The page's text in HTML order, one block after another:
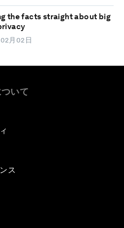
the facts straight about big
月02日
いて
ス